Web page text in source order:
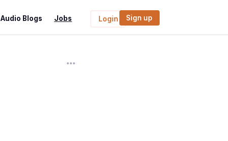
Audio Blogs Jobs Login Sign up